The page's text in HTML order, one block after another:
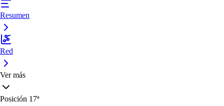
Resumen
Red
Ver más
Posición 17ª